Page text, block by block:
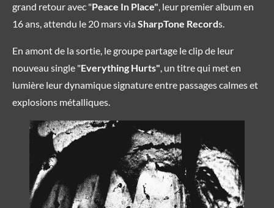
grand retour avec "Peace In Place", leur premier album en
16 ans, attendu le 20 mars via SharpTone Records.
En amont de la sortie, le groupe partage le clip de leur
nouveau single "Everything Hurts", un titre qui met en
lumière leur dynamique signature entre passages calmes et
explosions métalliques.